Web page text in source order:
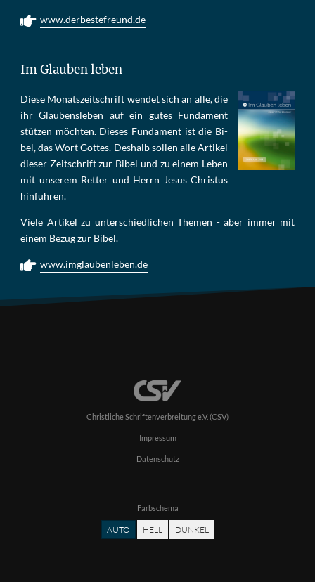
www.derbestefreund.de
Im Glauben leben
Die­se Mo­nats­zeit­schrift wen­det sich an alle, die
ihr Glau­bens­le­ben auf ein gu­tes Fun­da­ment
stüt­zen möch­ten. Die­ses Fun­da­ment ist die Bi­
bel, das Wort Got­tes. Des­halb sol­len al­le Ar­ti­kel
die­ser Zeit­schrift zur Bi­bel und zu ei­nem Le­ben
mit un­se­rem Ret­ter und Herrn Je­sus Chris­tus
hin­füh­ren.
Viele Artikel zu unterschiedlichen Themen - aber immer mit
einem Bezug zur Bibel.
www.imglaubenleben.de
Christliche Schriftenverbreitung e.V. (CSV)
Impressum
Datenschutz
Farbschema
AUTO HELL DUNKEL